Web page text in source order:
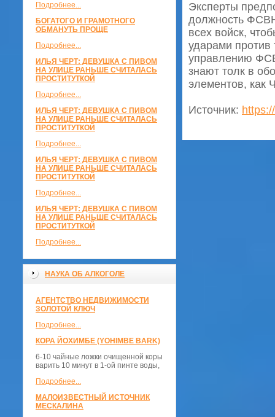
Подробнее...
БОГАТОГО И ГРАМОТНОГО
ОБМАНУТЬ ПРОЩЕ
Подробнее...
ИЛЬЯ ЧЕРТ: ДЕВУШКА С ПИВОМ
НА УЛИЦЕ РАНЬШЕ СЧИТАЛАСЬ
ПРОСТИТУТКОЙ
Подробнее...
ИЛЬЯ ЧЕРТ: ДЕВУШКА С ПИВОМ
НА УЛИЦЕ РАНЬШЕ СЧИТАЛАСЬ
ПРОСТИТУТКОЙ
Подробнее...
ИЛЬЯ ЧЕРТ: ДЕВУШКА С ПИВОМ
НА УЛИЦЕ РАНЬШЕ СЧИТАЛАСЬ
ПРОСТИТУТКОЙ
Подробнее...
ИЛЬЯ ЧЕРТ: ДЕВУШКА С ПИВОМ
НА УЛИЦЕ РАНЬШЕ СЧИТАЛАСЬ
ПРОСТИТУТКОЙ
Подробнее...
НАУКА ОБ АЛКОГОЛЕ
АГЕНТСТВО НЕДВИЖИМОСТИ
ЗОЛОТОЙ КЛЮЧ
Подробнее...
КОРА ЙОХИМБЕ (YOHIMBE BARK)
6-10 чайные ложки очищенной коры
варить 10 минут в 1-ой пинте воды,
Подробнее...
МАЛОИЗВЕСТНЫЙ ИСТОЧНИК
МЕСКАЛИНА
Эксперты
должность
всех войск,
ударами против
управлению
знают толк в
элементов, как
Источник: